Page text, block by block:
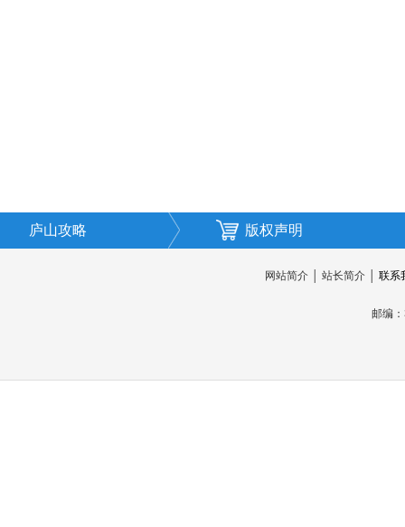
庐山攻略 版权声明
网站简介│ 站长简介│ 联系
邮编